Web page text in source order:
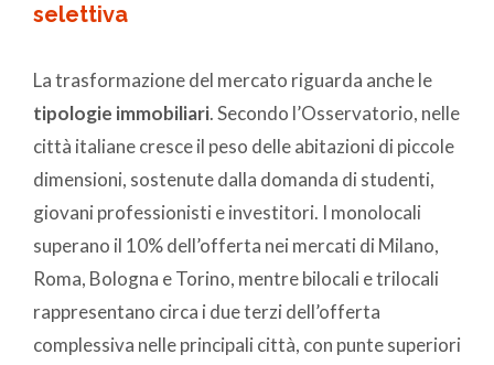
selettiva
La trasformazione del mercato riguarda anche le
tipologie immobiliari. Secondo l’Osservatorio, nelle
città italiane cresce il peso delle abitazioni di piccole
dimensioni, sostenute dalla domanda di studenti,
giovani professionisti e investitori. I monolocali
superano il 10% dell’offerta nei mercati di Milano,
Roma, Bologna e Torino, mentre bilocali e trilocali
rappresentano circa i due terzi dell’offerta
complessiva nelle principali città, con punte superiori